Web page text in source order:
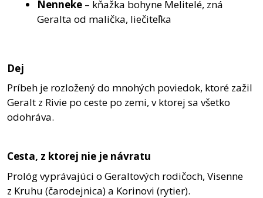
Nenneke – kňažka bohyne Melitelé, zná
Geralta od malička, liečiteľka
Dej
Príbeh je rozložený do mnohých poviedok, ktoré zažil
Geralt z Rivie po ceste po zemi, v ktorej sa všetko
odohráva.
Cesta, z ktorej nie je návratu
Prológ vyprávajúci o Geraltových rodičoch, Visenne
z Kruhu (čarodejnica) a Korinovi (rytier).